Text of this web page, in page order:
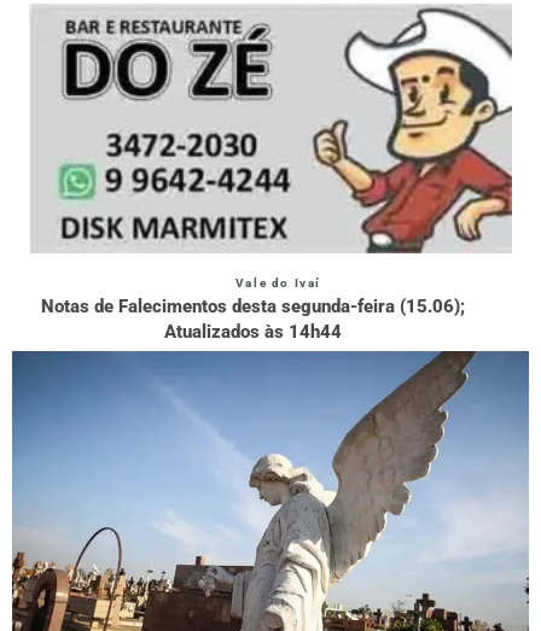
Vale do Ivaí
Notas de Falecimentos desta segunda-feira (15.06);
Atualizados às 14h44